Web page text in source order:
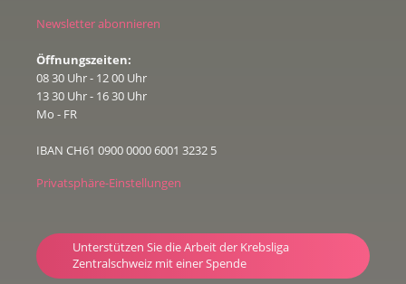
Newsletter abonnieren
Öffnungszeiten:
08 30 Uhr - 12 00 Uhr
13 30 Uhr - 16 30 Uhr
Mo - FR
IBAN CH61 0900 0000 6001 3232 5
Privatsphäre-Einstellungen
Unterstützen Sie die Arbeit der Krebsliga
Zentralschweiz mit einer Spende